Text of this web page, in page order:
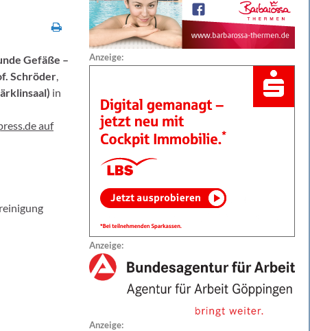
Gefäße –
Schröder,
in
auf
Anzeige:
Anzeige:
Anzeige: